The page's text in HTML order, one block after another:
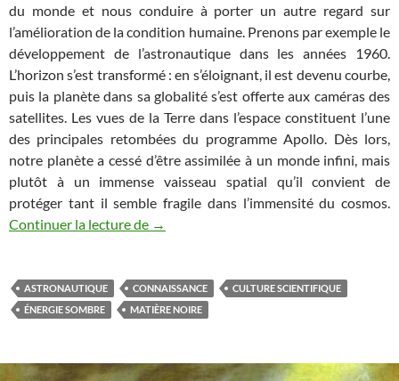
du monde et nous conduire à porter un autre regard sur
l’amélioration de la condition humaine. Prenons par exemple le
développement de l’astronautique dans les années 1960.
L’horizon s’est transformé : en s’éloignant, il est devenu courbe,
puis la planète dans sa globalité s’est offerte aux caméras des
satellites. Les vues de la Terre dans l’espace constituent l’une
des principales retombées du programme Apollo. Dès lors,
notre planète a cessé d’être assimilée à un monde infini, mais
plutôt à un immense vaisseau spatial qu’il convient de
protéger tant il semble fragile dans l’immensité du cosmos.
Continuer la lecture de Pourquoi s’intéresser aux étoiles ? (2/2)
→
ASTRONAUTIQUE CONNAISSANCE
CULTURE SCIENTIFIQUE
ÉNERGIE SOMBRE
MATIÈRE NOIRE